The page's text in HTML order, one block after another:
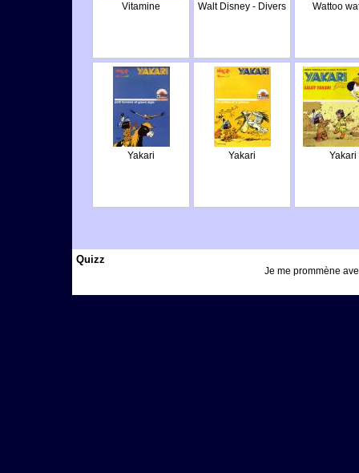
Vitamine Walt Disney - Divers Wattoo
Yakari Yakari Yakari
Quizz
Je me prommène